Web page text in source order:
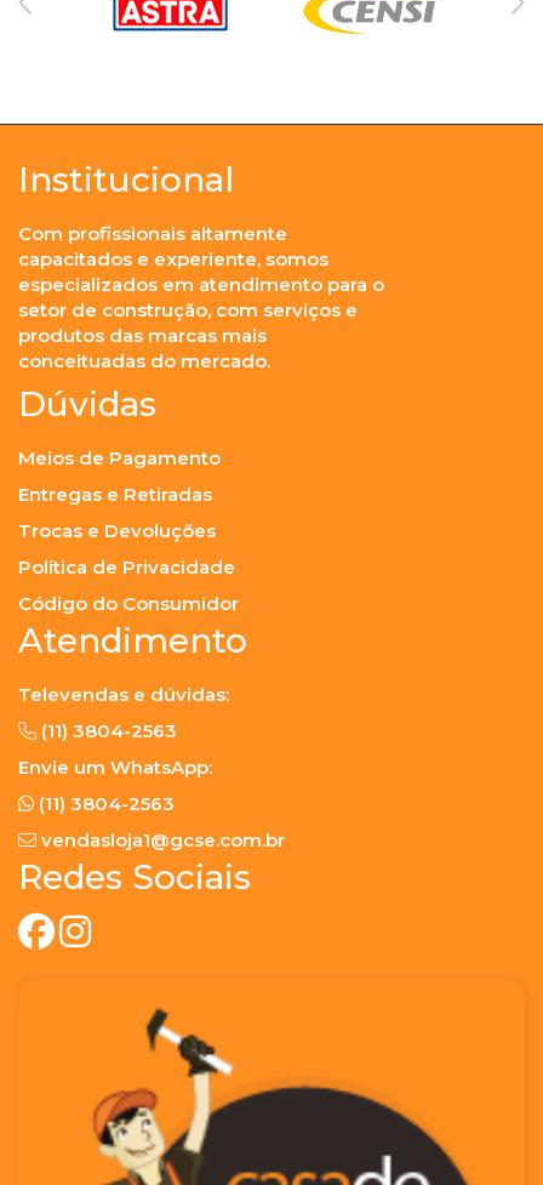
Institucional
Com profissionais altamente
capacitados e experiente, somos
especializados em atendimento para o
setor de construção, com serviços e
produtos das marcas mais
conceituadas do mercado.
Dúvidas
Meios de Pagamento
Entregas e Retiradas
Trocas e Devoluções
Política de Privacidade
Código do Consumidor
Atendimento
Televendas e dúvidas:
(11) 3804-2563
Envie um WhatsApp:
(11) 3804-2563
vendasloja1@gcse.com.br
Redes Sociais